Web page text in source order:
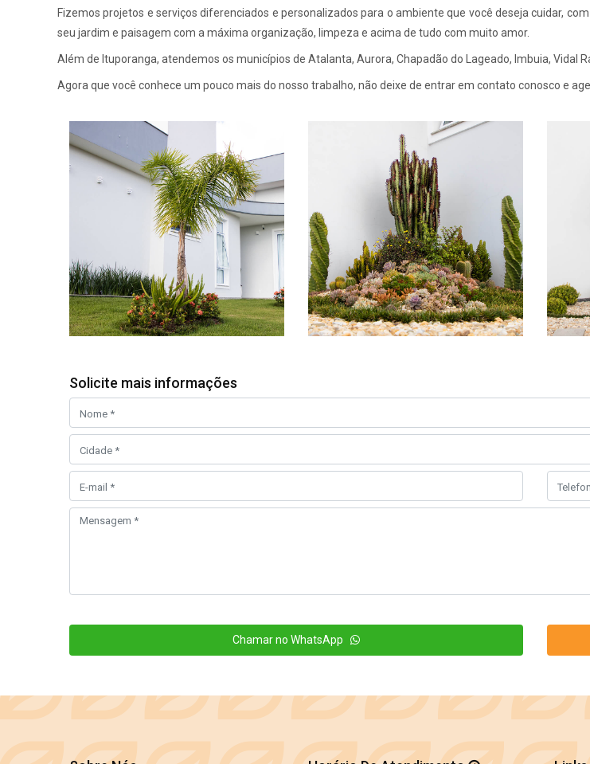
Fizemos projetos e serviços diferenciados e personalizados para o ambiente que você deseja cuidar,
seu jardim e paisagem com a máxima organização, limpeza e acima de tudo com muito amor.
Além de Ituporanga, atendemos os municípios de Atalanta, Aurora, Chapadão do Lageado, Imbuia, Vidal
Agora que você conhece um pouco mais do nosso trabalho, não deixe de entrar em contato conosco e
Solicite mais informações
Chamar no WhatsApp